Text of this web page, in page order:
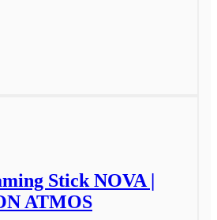
Stick NOVA |
ATMOS